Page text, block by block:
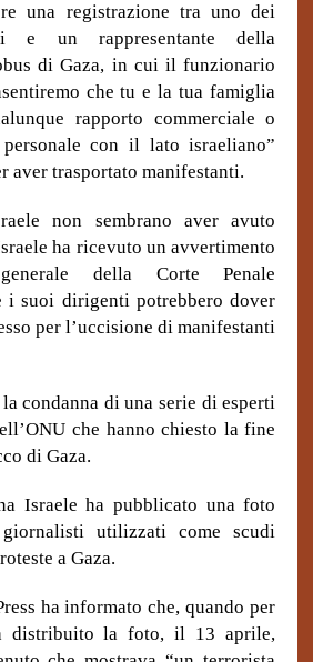
una registrazione tra uno dei
e un rappresentante della
di Gaza, in cui il funzionario
che tu e la tua famiglia
rapporto commerciale o
con il lato israeliano”
aver trasportato manifestanti.
non sembrano aver avuto
ha ricevuto un avvertimento
della Corte Penale
i suoi dirigenti potrebbero dover
per l’uccisione di manifestanti
condanna di una serie di esperti
che hanno chiesto la fine
di Gaza.
Israele ha pubblicato una foto
giornalisti utilizzati come scudi
a Gaza.
ha informato che, quando per
distribuito la foto, il 13 aprile,